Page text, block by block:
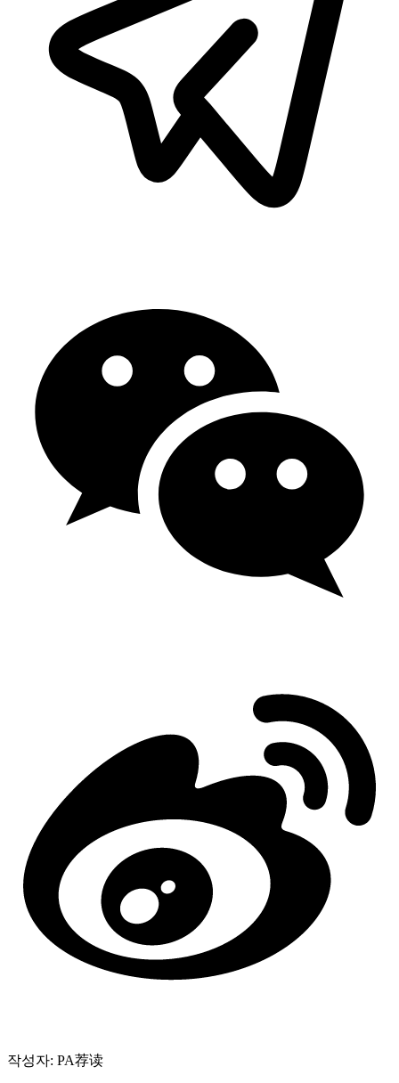
작성자: PA荐读